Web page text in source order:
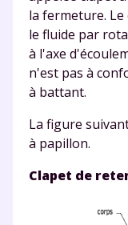
la fermeture.
le fluide par
à l'axe
n'est pas à
à battant.
La figure
à papillon.
Clapet de